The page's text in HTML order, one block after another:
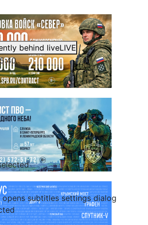
behind liveLIVE
5:40
opens subtitles settings dialog